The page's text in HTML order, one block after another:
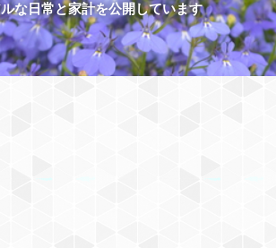
な日常と家計を公開しています